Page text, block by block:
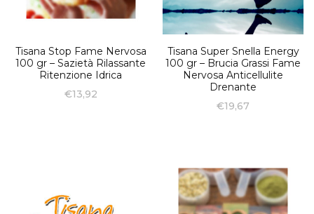
Tisana Stop Fame Nervosa
100 gr – Sazietà Rilassante
Ritenzione Idrica
€13,92
Tisana Super Snella Energy
100 gr – Brucia Grassi Fame
Nervosa Anticellulite
Drenante
€19,67